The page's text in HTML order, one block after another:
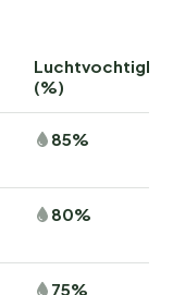
(%)
85%
80%
75%